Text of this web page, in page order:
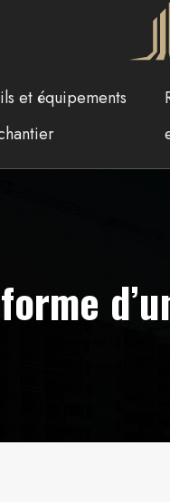
et équipements